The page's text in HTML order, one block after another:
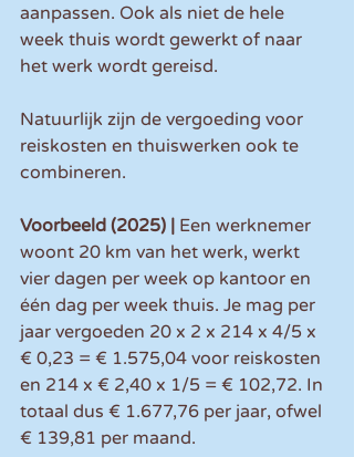
aanpassen. Ook als niet de hele
week thuis wordt gewerkt of naar
het werk wordt gereisd.
Natuurlijk zijn de vergoeding voor
reiskosten en thuiswerken ook te
combineren.
Voorbeeld (2025) | Een werknemer
woont 20 km van het werk, werkt
vier dagen per week op kantoor en
één dag per week thuis. Je mag per
jaar vergoeden 20 x 2 x 214 x 4/5 x
€ 0,23 = € 1.575,04 voor reiskosten
en 214 x € 2,40 x 1/5 = € 102,72. In
totaal dus € 1.677,76 per jaar, ofwel
€ 139,81 per maand.